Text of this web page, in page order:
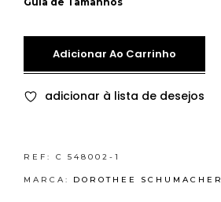
Adicionar Ao Carrinho
adicionar à lista de desejos
REF: C 548002-1
MARCA: DOROTHEE SCHUMACHER